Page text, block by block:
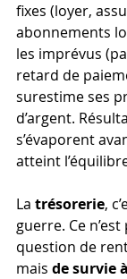
fixes (loyer,
abonnements
les imprévus
retard de
surestime ses
d’argent.
s’évaporent
atteint
La trésorerie,
guerre. Ce
question de
mais de survie